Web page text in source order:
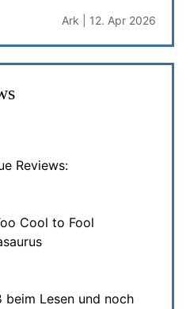
Ark | 12. Apr 2026
Reviews:
Cool to Fool
beim Lesen und noch